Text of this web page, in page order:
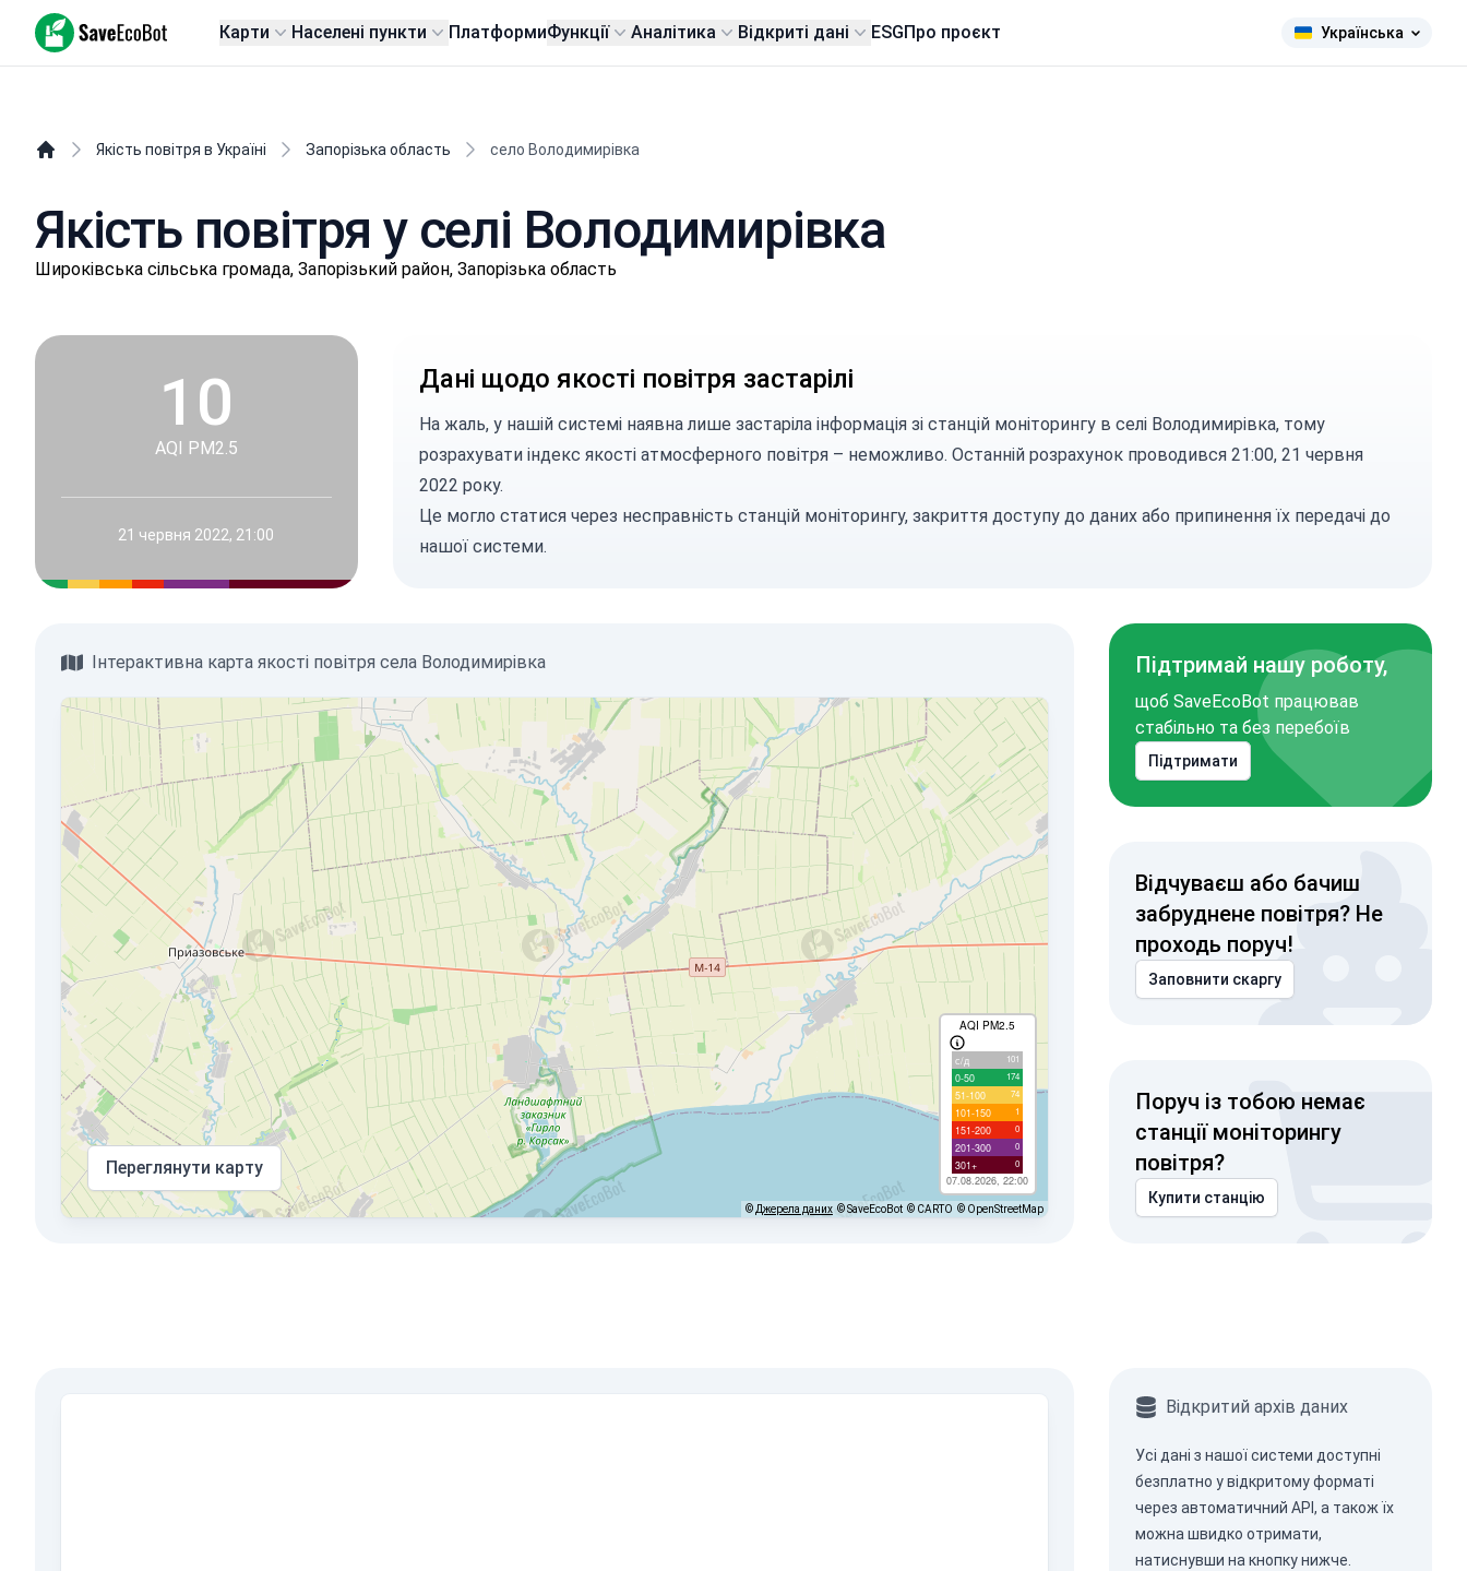
SaveEcoBot Карти Населені пункти ПлатформиФункції Аналітика Відкриті дані ESGПро проєкт Українська
Якість повітря в Україні Запорізька область село Володимирівка
Якість повітря у селі Володимирівка
Шиpoківськa сільська громада, Запорізький район, Запорізька область
10
AQI PM2.5
21 червня 2022, 21:00
Дані щодо якості повітря застарілі
На жаль, у нашій системі наявна лише застаріла інформація зі станцій моніторингу в селі Володимирівка, тому
розрахувати індекс якості атмосферного повітря – неможливо. Останній розрахунок проводився 21:00, 21 червня
2022 року.
Це могло статися через несправність станцій моніторингу, закриття доступу до даних або припинення їх передачі до
нашої системи.
Інтерактивна карта якості повітря села Володимирівка
AQI PM2.5
с/д 101
0-50 174
51-100 74
101-150 1
151-200 0
201-300 0
301+ 0
07.08.2026, 22:00
Переглянути карту
© Джерела даних © SaveEcoBot © CARTO © OpenStreetMap
Підтримай нашу роботу,
щоб SaveEcoBot працював
стабільно та без перебоїв
Підтримати
Відчуваєш або бачиш
забруднене повітря? Не
проходь поруч!
Заповнити скаргу
Поруч із тобою немає
станції моніторингу
повітря?
Купити станцію
Відкритий архів даних
Усі дані з нашої системи доступні
безплатно у відкритому форматі
через автоматичний API , а також їх
можна швидко отримати,
натиснувши на кнопку нижче.